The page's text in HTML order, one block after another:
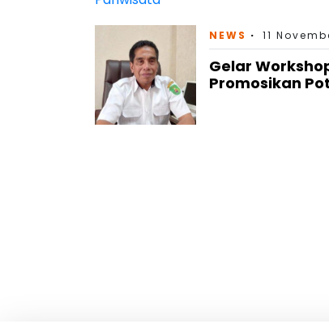
NEWS 11
Gelar
Promosikan